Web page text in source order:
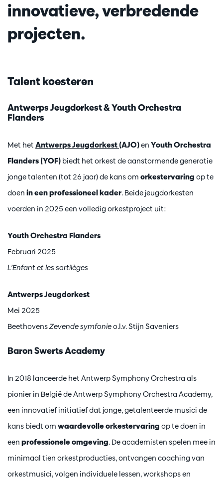
innovatieve, verbredende
projecten.
Talent koesteren
Antwerps Jeugdorkest & Youth Orchestra
Flanders
Met het Antwerps Jeugdorkest (AJO)en Youth Orchestra
Flanders (YOF) biedt het orkest de aanstormende generatie
jonge talenten (tot 26 jaar) de kans om orkestervaring op te
doen in een professioneel kader. Beide jeugdorkesten
voerden in 2025 een volledig orkestproject uit:
Youth Orchestra Flanders
Februari 2025
L’Enfant et les sortilèges
Antwerps Jeugdorkest
Mei 2025
BeethovensZevende symfonieo.l.v. Stijn Saveniers
Baron Swerts Academy
In 2018 lanceerde het Antwerp Symphony Orchestra als
pionier in België de Antwerp Symphony Orchestra Academy,
een innovatief initiatief dat jonge, getalenteerde musici de
kans biedt om waardevolle orkestervaring op te doen in
een professionele omgeving. De academisten spelen mee in
minimaal tien orkestproducties, ontvangen coaching van
orkestmusici, volgen individuele lessen, workshops en